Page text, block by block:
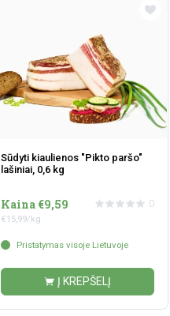
Sūdyti kiaulienos "Pikto paršo"
lašiniai, 0,6 kg
Kaina €9,59
€15,99/kg
0
Pristatymas visoje Lietuvoje
Į KREPŠELĮ